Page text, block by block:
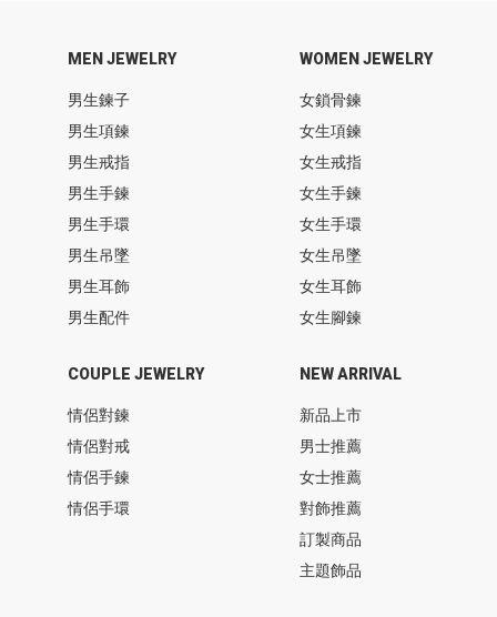
MEN JEWELRY
男生鍊子
男生項鍊
男生戒指
男生手鍊
男生手環
男生吊墜
男生耳飾
男生配件
WOMEN JEWELRY
女鎖骨鍊
女生項鍊
女生戒指
女生手鍊
女生手環
女生吊墜
女生耳飾
女生腳鍊
COUPLE JEWELRY
情侶對鍊
情侶對戒
情侶手鍊
情侶手環
NEW ARRIVAL
新品上市
男士推薦
女士推薦
對飾推薦
訂製商品
主題飾品